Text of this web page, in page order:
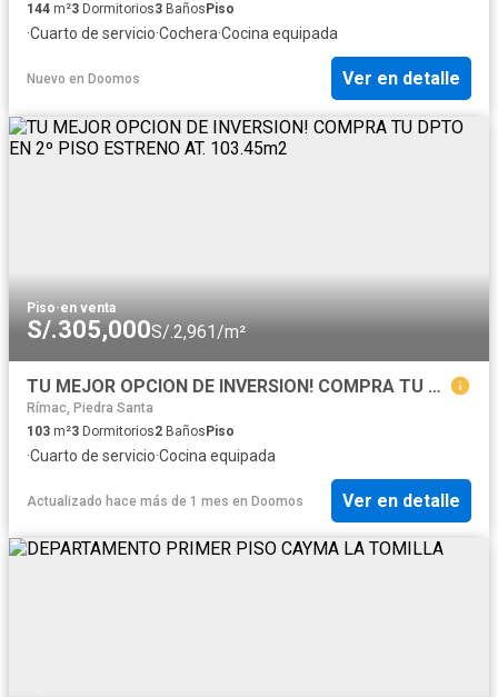
144 m²3 Dormitorios3 Baños Piso
·Cuarto de servicio·Cochera·Cocina equipada
Nuevo en Doomos Ver en detalle
Piso·en venta
S/.305,000S/.2,961/m²
TU MEJOR OPCION DE INVERSION! COMPRA TU DPTO EN 2º PISO ESTRENO AT. 103.45m2
Rímac, Piedra Santa
103 m²3 Dormitorios2 BañosPiso
·Cuarto de servicio·Cocina equipada
Actualizado hace más de 1 mes en Doomos Ver en detalle